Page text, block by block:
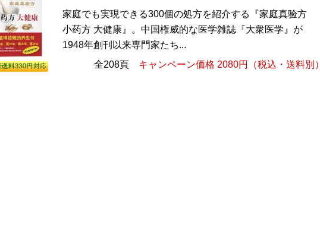
家庭でも実現できる300個の処方を紹介する『家庭真验方
小药方 大健康』。中国権威的な医学雑誌『大衆医学』が
1948年創刊以来専門家たち...
全208頁 キャンペーン価格 2080円 （税込・送料別）